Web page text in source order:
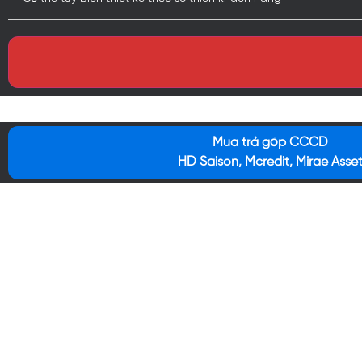
Mua trả góp CCCD
HD Saison, Mcredit, Mirae Asset